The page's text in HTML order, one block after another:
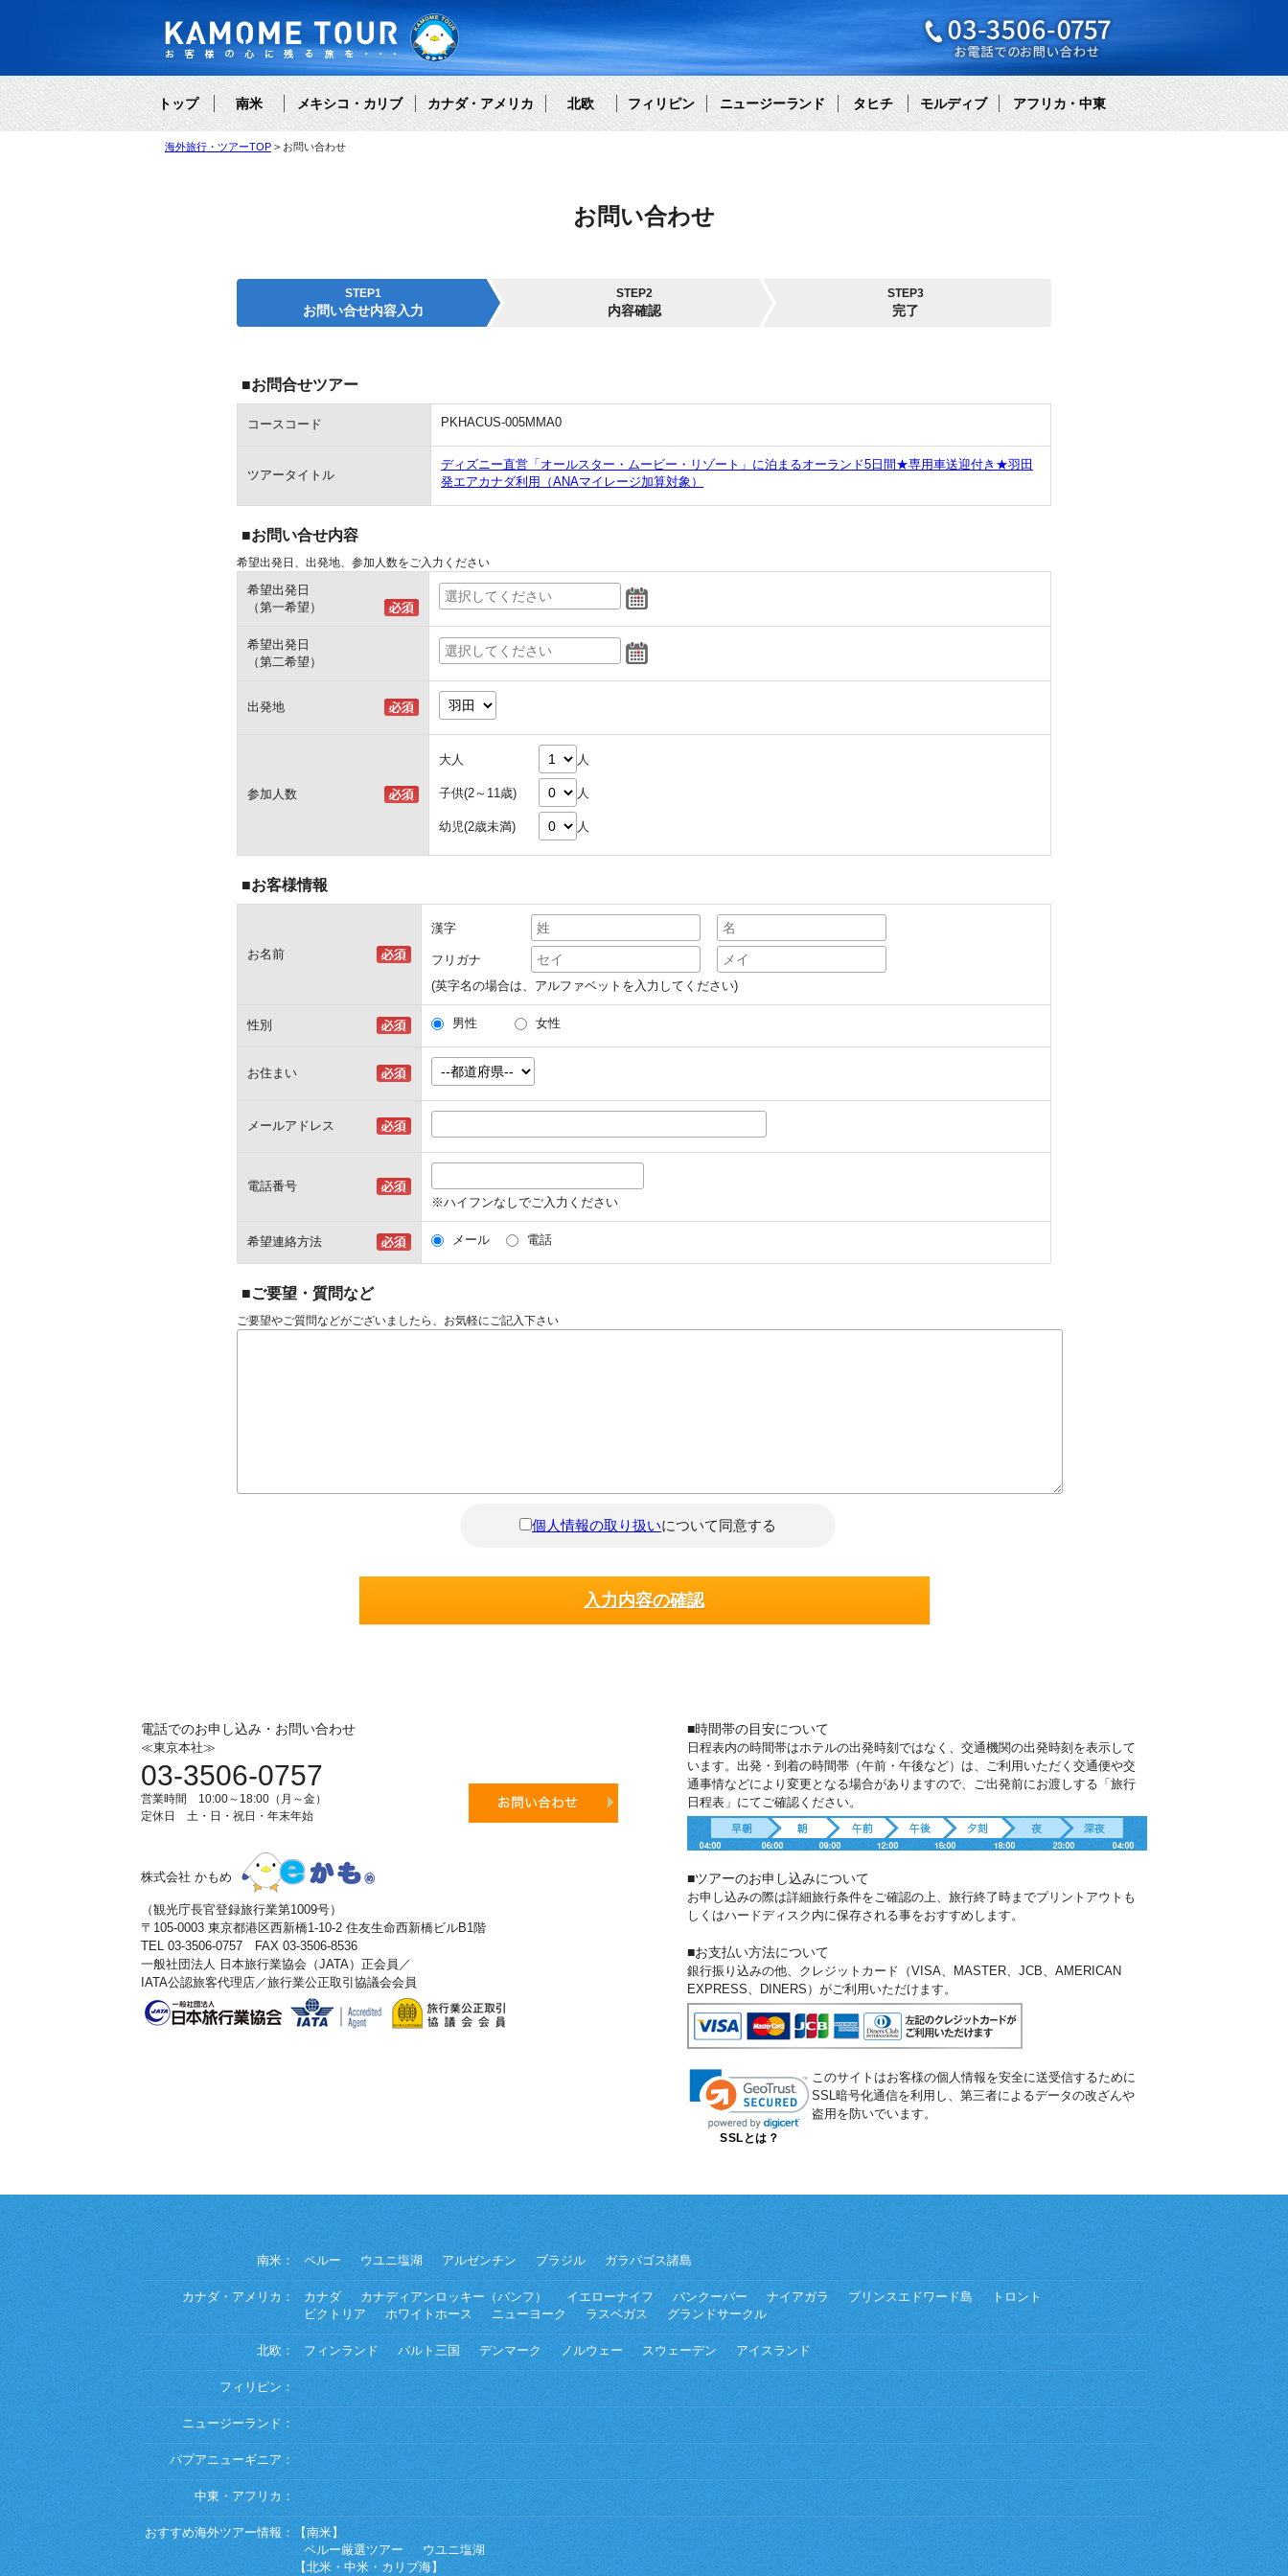
トップ 南米 メキシコ・カリブ カナダ・アメリカ 北欧 フィリピン ニュージーランド タヒチ モルディブ アフリカ・中東
海外旅行・ツアーTOP お問い合わせ
お問い合わせ
STEP1
お問い合せ内容入力
STEP2
内容確認
STEP3
完了
■お問合せツアー
コースコード PKHACUS-005MMA0
ツアータイトル
ディズニー直営「オールスター・ムービー・リゾート」に泊まるオーランド5日間★専用車送迎付き★羽田
発エアカナダ利用（ANAマイレージ加算対象）
■お問い合せ内容
希望出発日、出発地、参加人数をご入力ください
希望出発日
（第一希望）
希望出発日
（第二希望）
出発地
参加人数
大人 人
子供(2～11歳) 人
幼児(2歳未満) 人
■お客様情報
お名前
漢字
フリガナ
(英字名の場合は、アルファベットを入力してください)
性別 男性 女性
お住まい
メールアドレス
電話番号
※ハイフンなしでご入力ください
希望連絡方法 メール 電話
■ご要望・質問など
ご要望やご質問などがございましたら、お気軽にご記入下さい
個人情報の取り扱いについて同意する
電話でのお申し込み・お問い合わせ
≪東京本社≫
03-3506-0757
営業時間 10:00～18:00（月～金）
定休日 土・日・祝日・年末年始
株式会社 かもめ
（観光庁長官登録旅行業第1009号）
〒105-0003 東京都港区西新橋1-10-2 住友生命西新橋ビルB1階
TEL 03-3506-0757 FAX 03-3506-8536
一般社団法人 日本旅行業協会（JATA）正会員／
IATA公認旅客代理店／旅行業公正取引協議会会員
■時間帯の目安について
日程表内の時間帯はホテルの出発時刻ではなく、交通機関の出発時刻を表示して
います。出発・到着の時間帯（午前・午後など）は、ご利用いただく交通便や交
通事情などにより変更となる場合がありますので、ご出発前にお渡しする「旅行
日程表」にてご確認ください。
■ツアーのお申し込みについて
お申し込みの際は詳細旅行条件をご確認の上、旅行終了時までプリントアウトも
しくはハードディスク内に保存される事をおすすめします。
■お支払い方法について
銀行振り込みの他、クレジットカード（VISA、MASTER、JCB、AMERICAN
EXPRESS、DINERS）がご利用いただけます。
SSLとは？
このサイトはお客様の個人情報を安全に送受信するために
SSL暗号化通信を利用し、第三者によるデータの改ざんや
盗用を防いでいます。
南米： ペルー ウユニ塩湖 アルゼンチン ブラジル ガラパゴス諸島
カナダ・アメリカ： カナダ カナディアンロッキー（バンフ） イエローナイフ バンクーバー ナイアガラ プリンスエドワード島
トロント
ビクトリア
ホワイトホース ニューヨーク ラスベガス グランドサークル
北欧： フィンランド バルト三国 デンマーク ノルウェー スウェーデン アイスランド
フィリピン：
ニュージーランド：
パプアニューギニア：
中東・アフリカ：
おすすめ海外ツアー情報：
【南米】
ペルー厳選ツアー
ウユニ塩湖
【北米・中米・カリブ海】